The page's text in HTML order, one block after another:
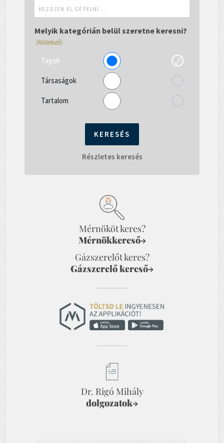
el
gépelni...
Melyik kategórián belül szeretne keresni?
(Kötelező)
Tagok
Társaságok
Tartalom
Részletes keresés
Mérnököt keres?
Mérnökkereső→
Gázszerelőt keres?
Gázszerelő kereső→
Dr. Rigó Mihály
dolgozatok→